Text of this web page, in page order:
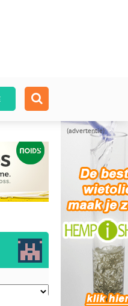
(advertentie)